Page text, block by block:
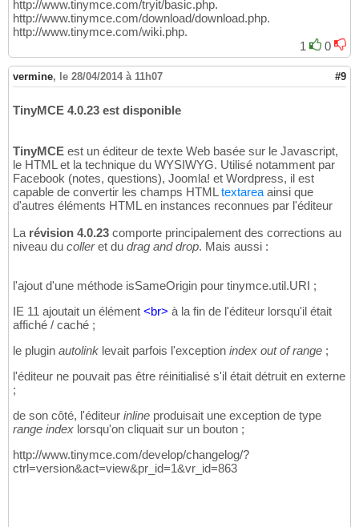
http://www.tinymce.com/tryit/basic.php.
http://www.tinymce.com/download/download.php.
http://www.tinymce.com/wiki.php.
1
0
vermine, le 28/04/2014 à 11h07 #9
TinyMCE 4.0.23 est disponible
TinyMCE est un éditeur de texte Web basée sur le Javascript,
le HTML et la technique du WYSIWYG. Utilisé notamment par
Facebook (notes, questions), Joomla! et Wordpress, il est
capable de convertir les champs HTML textarea ainsi que
d'autres éléments HTML en instances reconnues par l'éditeur
La révision 4.0.23 comporte principalement des corrections au
niveau du colleret du drag and drop. Mais aussi :
l'ajout d'une méthode isSameOrigin pour tinymce.util.URI ;
IE 11 ajoutait un élément <br> à la fin de l'éditeur lorsqu'il était
affiché / caché ;
le plugin autolink levait parfois l'exception index out of range ;
l'éditeur ne pouvait pas être réinitialisé s'il était détruit en externe
;
de son côté, l'éditeur inline produisait une exception de type
range index lorsqu'on cliquait sur un bouton ;
http://www.tinymce.com/develop/changelog/?
ctrl=version&act=view&pr_id=1&vr_id=863